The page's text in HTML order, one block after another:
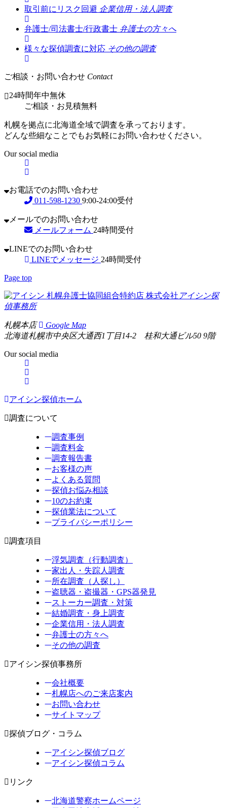
取引前にリスク回避 企業信用・法人調査
弁護士/司法書士/行政書士 弁護士の方々へ
様々な探偵調査に対応 その他の調査
ご相談・お問い合わせ Contact
24時間年中無休
ご相談 ・ お見積無料
札幌を拠点に北海道全域で調査を承っております。
どんな些細なことでもお気軽にお問い合わせください。
Our social media
お電話でのお問い合わせ
011-598-1230 9:00-24:00受付
メールでのお問い合わせ
メールフォーム 24時間受付
LINEでのお問い合わせ
LINEでメッセージ 24時間受付
Page top
札幌弁護士協同組合特約店 株式会社 アイシン探
偵事務所
札幌本店
Google Map
北海道札幌市中央区大通西1丁目14-2 桂和大通ビル50 9階
Our social media
アイシン探偵ホーム
調査について
調査事例
調査料金
調査報告書
お客様の声
よくある質問
探偵お悩み相談
10のお約束
探偵業法について
プライバシーポリシー
調査項目
浮気調査（行動調査）
家出人・失踪人調査
所在調査（人探し）
盗聴器・盗撮器・GPS器発見
ストーカー調査・対策
結婚調査・身上調査
企業信用・法人調査
弁護士の方々へ
その他の調査
アイシン探偵事務所
会社概要
札幌店へのご来店案内
お問い合わせ
サイトマップ
探偵ブログ・コラム
アイシン探偵ブログ
アイシン探偵コラム
リンク
北海道警察ホームページ